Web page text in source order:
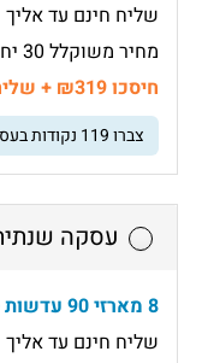
שליח חינם עד אליך
מחיר משוקלל 30 יח' - 94 ₪
חיסכו ₪319 + שליח חינם
צברו119 נקודות
עסקה
8 מארזי 90 עדשות + מתנה*
שליח חינם עד אליך